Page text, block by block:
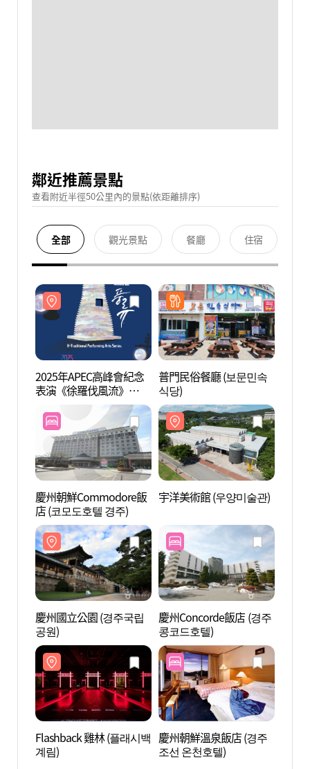
鄰近推薦景點
查看附近半徑50公里內的景點(依距離排序)
全部 觀光景點 餐廳 住宿
2025年APEC高峰會紀念
表演《徐羅伐風流》
(2025년 APEC 정상회의
기념공연 )
普門民俗餐廳 (보문민속
식당)
慶州朝鮮Commodore飯
店 (코모도호텔 경주)
宇洋美術館 (우양미술관)
慶州國立公園 (경주국립
공원)
慶州Concorde飯店 (경주
콩코드호텔)
Flashback 雞林 (플래시백
계림)
慶州朝鮮溫泉飯店 (경주
조선 온천호텔)